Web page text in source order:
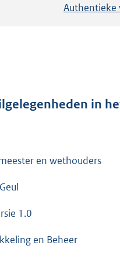
Authentieke
in
en wethouders
1.0
en Beheer